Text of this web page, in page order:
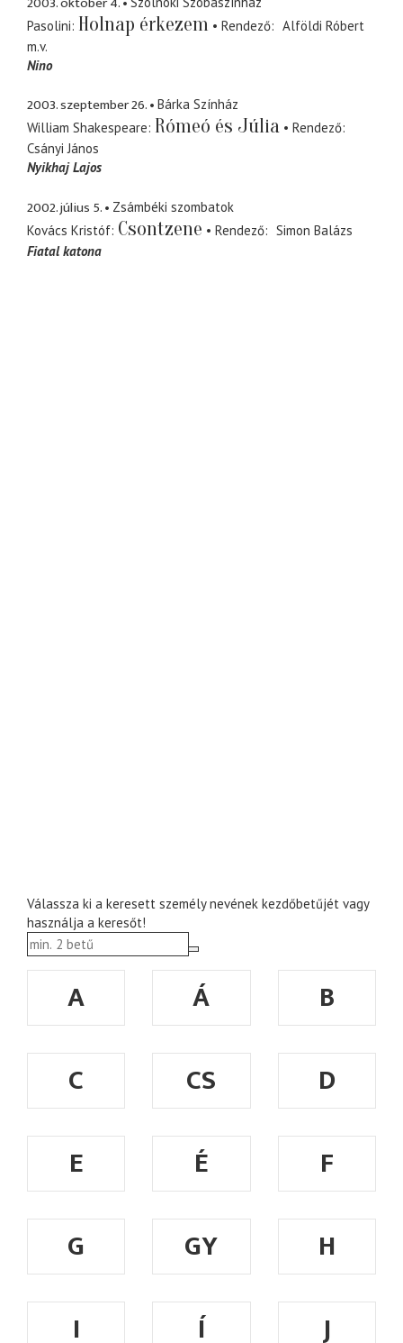
Pasolini Holnap érkezem Rendező
Alföldi Róbert
m.v.
Nino
2003. szeptember 26.
Bárka Színház
William Shakespeare Rómeó és Júlia
Rendező
Csányi János
Nyikhaj Lajos
2002. július 5.
Zsámbéki szombatok
Kovács Kristóf Csontzene Rendező
Simon Balázs
Fiatal katona
Válassza ki a keresett személy nevének kezdőbetűjét vagy
használja a keresőt!
A Á
B
C
CS
D
E
É
F
G
GY
H
I
Í J